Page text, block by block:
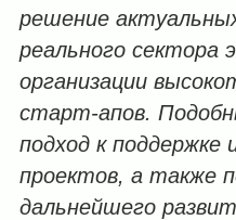
решение
реального сектора
организации
старт-апов.
подход к поддержке
проектов, а также
дальнейшего